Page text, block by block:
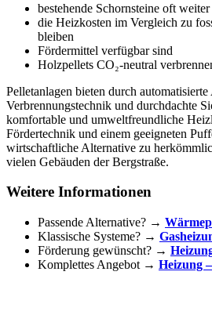
bestehende Schornsteine oft
die Heizkosten im Vergleich zu
bleiben
Fördermittel verfügbar sind
Holzpellets CO₂-neutral
Pelletanlagen bieten durch
Verbrennungstechnik und durchdachte
komfortable und umweltfreundliche
Fördertechnik und einem geeigneten
wirtschaftliche Alternative zu
vielen Gebäuden der Bergstraße.
Weitere Informationen
Passende Alternative? →
Klassische Systeme? →
Förderung gewünscht? →
Komplettes Angebot → Heizung